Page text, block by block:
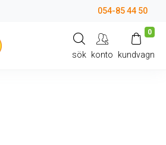
054-85 44 50
sök konto
0
kundvagn